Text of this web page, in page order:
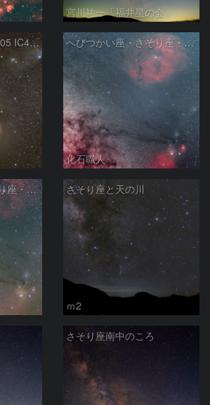
宮川祐一「福井星の会」
IC4603 IC4604 IC4605 IC4606 Sh2-9 IC4592 カラフルタウン 青い馬頭星雲 さそり座 へびつかい座・さそり座・いて座と天の川
化石職人
へびつかい座・さそり座・いて座と天の川 さそり座と天の川
ｍ2
さそり座南中のころ